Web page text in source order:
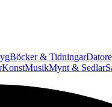
Böcker & Tidningar
KonstMusikMynt & Sedlar